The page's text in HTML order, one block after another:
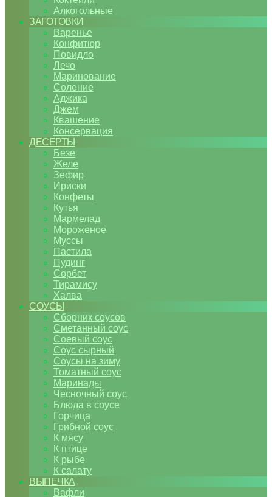
Алкогольные
ЗАГОТОВКИ
Варенье
Конфитюр
Повидло
Лечо
Маринование
Соление
Аджика
Джем
Квашение
Консервация
ДЕСЕРТЫ
Безе
Желе
Зефир
Ириски
Конфеты
Кутья
Мармелад
Мороженое
Муссы
Пастила
Пудинг
Сорбет
Тирамису
Халва
СОУСЫ
Сборник соусов
Сметанный соус
Соевый соус
Соус сырный
Соусы на зиму
Томатный соус
Маринады
Чесночный соус
Блюда в соусе
Горчица
Грибной соус
К мясу
К птице
К рыбе
К салату
ВЫПЕЧКА
Вафли